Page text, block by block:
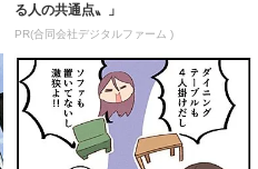
る人の共通点〟」
PR(合同会社デジタルファーム )